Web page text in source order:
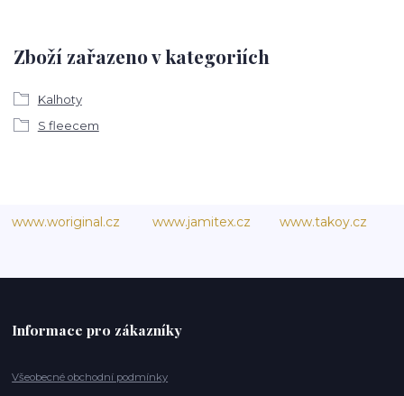
Zboží zařazeno v kategoriích
Kalhoty
S fleecem
www.woriginal.cz www.jamitex.cz www.takoy.cz
Informace pro zákazníky
Všeobecné obchodní podmínky